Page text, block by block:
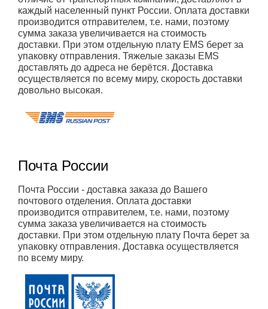
каждый населенный пункт России. Оплата доставки
производится отправителем, т.е. нами, поэтому
сумма заказа увеличивается на стоимость
доставки. При этом отдельную плату EMS берет за
упаковку отправления. Тяжелые заказы EMS
доставлять до адреса не берётся. Доставка
осуществляется по всему миру, скорость доставки
довольно высокая.
Почта России
Почта России - доставка заказа до Вашего
почтового отделения. Оплата доставки
производится отправителем, т.е. нами, поэтому
сумма заказа увеличивается на стоимость
доставки. При этом отдельную плату Почта берет за
упаковку отправления. Доставка осуществляется
по всему миру.